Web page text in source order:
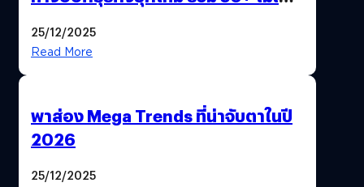
25/12/2025
Read More
พาส่อง Mega Trends ที่น่าจับตาในปี
2026
25/12/2025